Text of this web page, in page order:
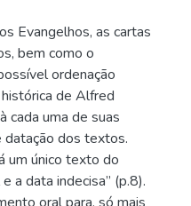
Evangelhos, as cartas
bem como o
ordenação
de Alfred
cada uma de suas
datação dos textos.
um único texto do
a data indecisa” (p.8).